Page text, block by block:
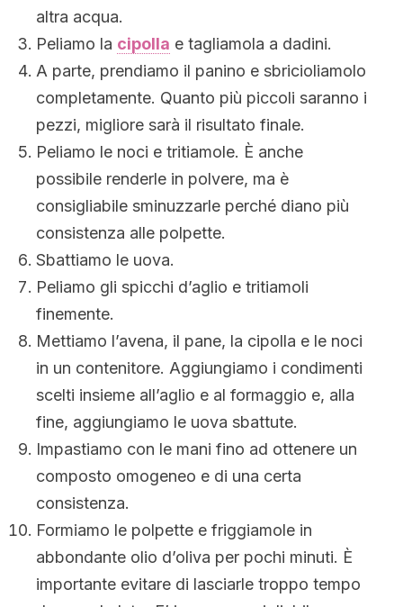
altra acqua.
Peliamo la cipolla e tagliamola a dadini.
A parte, prendiamo il panino e sbricioliamolo
completamente. Quanto più piccoli saranno i
pezzi, migliore sarà il risultato finale.
Peliamo le noci e tritiamole. È anche
possibile renderle in polvere, ma è
consigliabile sminuzzarle perché diano più
consistenza alle polpette.
Sbattiamo le uova.
Peliamo gli spicchi d’aglio e tritiamoli
finemente.
Mettiamo l’avena, il pane, la cipolla e le noci
in un contenitore. Aggiungiamo i condimenti
scelti insieme all’aglio e al formaggio e, alla
fine, aggiungiamo le uova sbattute.
Impastiamo con le mani fino ad ottenere un
composto omogeneo e di una certa
consistenza.
Formiamo le polpette e friggiamole in
abbondante olio d’oliva per pochi minuti. È
importante evitare di lasciarle troppo tempo